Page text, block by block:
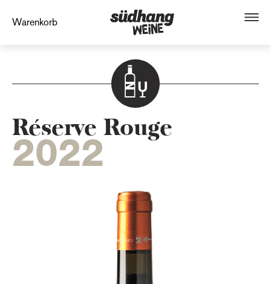
Warenkorb
Réserve Rouge
2022